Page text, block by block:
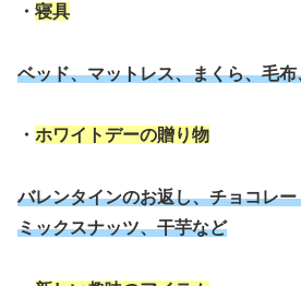
・ 寝具
ベッド、マットレス、まくら、毛
・ ホワイトデーの贈り物
バレンタインのお返し、チョコレ
ミックスナッツ、干芋など